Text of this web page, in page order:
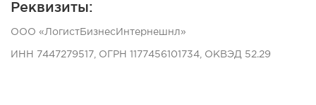
Реквизиты:
ООО «ЛогистБизнесИнтернешнл»
ИНН 7447279517, ОГРН 1177456101734, ОКВЭД 52.29